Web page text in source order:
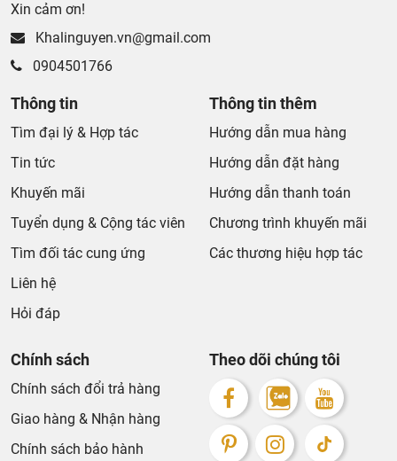
Xin cảm ơn!
Khalinguyen.vn@gmail.com
0904501766
Thông tin
Tìm đại lý & Hợp tác
Tin tức
Khuyến mãi
Tuyển dụng & Cộng tác viên
Tìm đối tác cung ứng
Liên hệ
Hỏi đáp
Thông tin thêm
Hướng dẫn mua hàng
Hướng dẫn đặt hàng
Hướng dẫn thanh toán
Chương trình khuyến mãi
Các thương hiệu hợp tác
Chính sách
Chính sách đổi trả hàng
Giao hàng & Nhận hàng
Chính sách bảo hành
Theo dõi chúng tôi